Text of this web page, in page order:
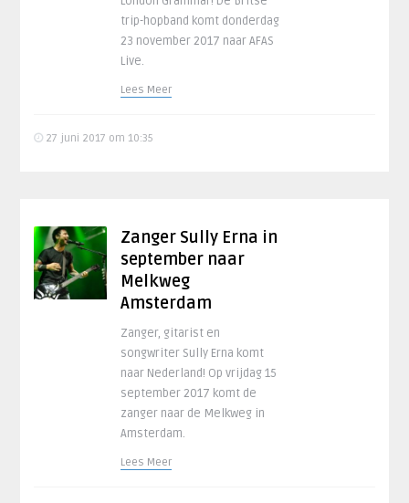
trip-hopband komt donderdag
23 november 2017 naar AFAS
Live.
Lees Meer
27 juni 2017 om 10:35
Zanger Sully Erna in
september naar
Melkweg
Amsterdam
Zanger, gitarist en
songwriter Sully Erna komt
naar Nederland! Op vrijdag 15
september 2017 komt de
zanger naar de Melkweg in
Amsterdam.
Lees Meer